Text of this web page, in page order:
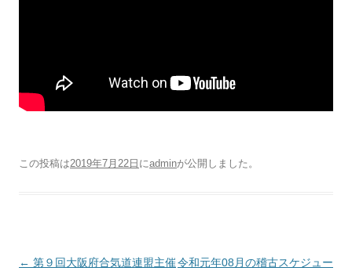
この投稿は2019年7月22日 にadminが公開しました 。
投稿ナビゲーション
← 第９回大阪府合気道連盟主催令和元年08月の稽古スケジュー